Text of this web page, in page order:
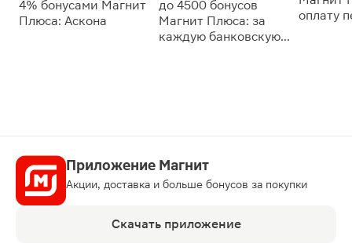
4% бонусами Магнит
Плюса: Аскона
до 4500 бонусов
Магнит Плюса: за
каждую банковскую
оплату
Приложение Магнит
Акции, доставка и больше бонусов за покупки
Скачать приложение